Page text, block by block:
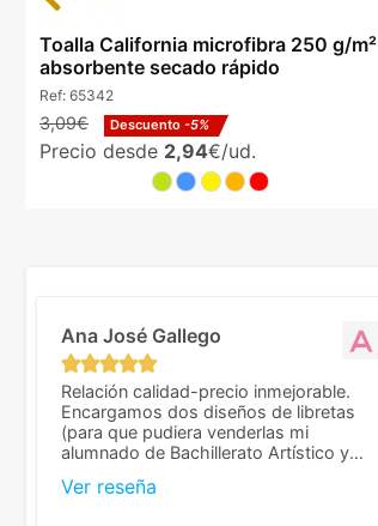
Toalla California microfibra 250 g/m²
absorbente secado rápido
Ref: 65342
3,09€ Descuento -5%
Precio desde 2,94€/ud.
Ana José Gallego
Relación calidad-precio inmejorable.
Encargamos dos diseños de libretas
(para que pudiera venderlas mi
alumnado de Bachillerato Artístico y
mejor presupuesto con diferencia, con
Ver reseña